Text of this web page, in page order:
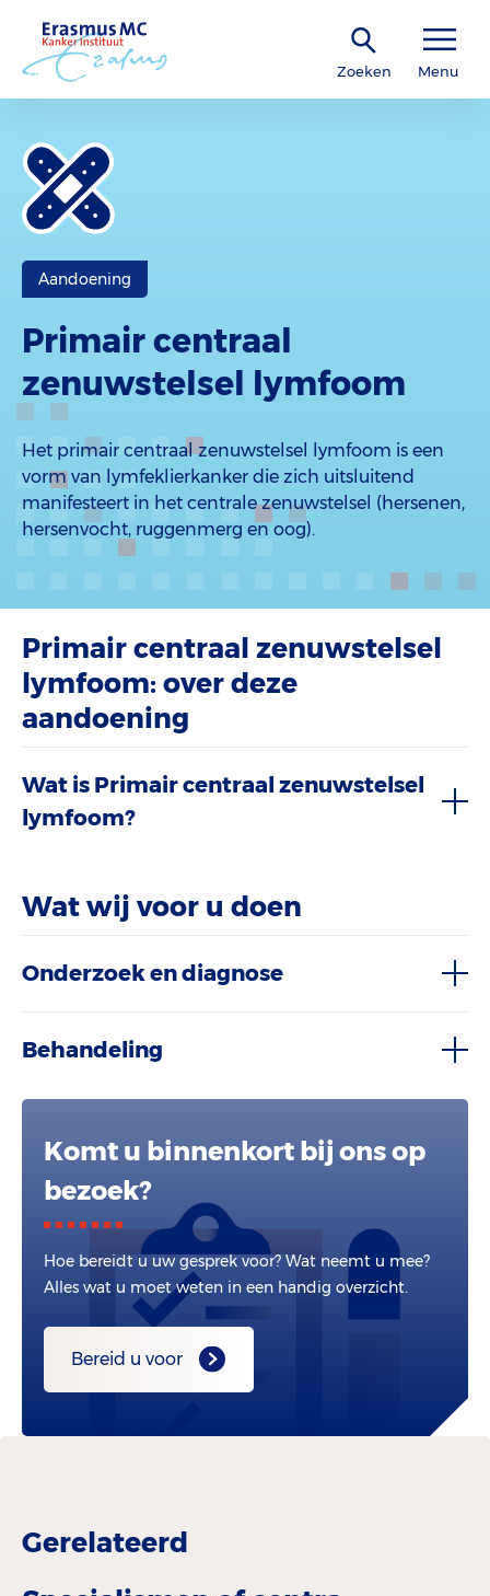
Zoeken Menu
Aandoening
Primair centraal
zenuwstelsel lymfoom
Het primair centraal zenuwstelsel lymfoom is een
vorm van lymfeklierkanker die zich uitsluitend
manifesteert in het centrale zenuwstelsel (hersenen,
hersenvocht, ruggenmerg en oog).
Primair centraal zenuwstelsel
lymfoom: over deze
aandoening
Wat is Primair centraal zenuwstelsel
lymfoom?
Wat wij voor u doen
Onderzoek en diagnose
Behandeling
Komt u binnenkort bij ons op
bezoek?
Hoe bereidt u uw gesprek voor? Wat neemt u mee?
Alles wat u moet weten in een handig overzicht.
Bereid u voor
Gerelateerd